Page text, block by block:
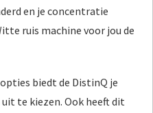
en je concentratie
ruis machine voor jou de
biedt de DistinQ je
te kiezen. Ook heeft dit